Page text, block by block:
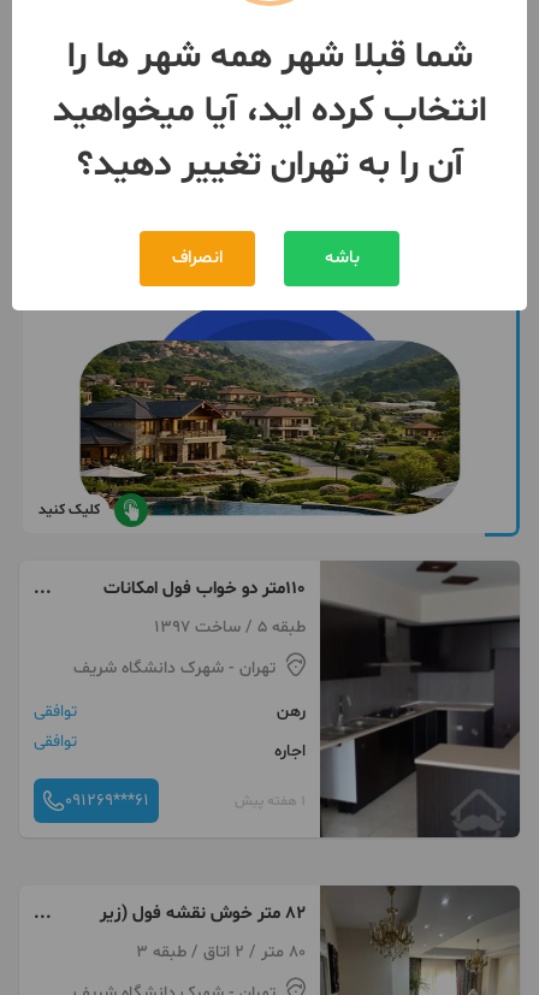
اجاره
1 هفته پیش 093683***52
کلیک کنید
۱۱۰متر دو خواب فول امکانات
تخلیه
طبقه 5 / ساخت 1397
تهران - شهرک دانشگاه شریف
رهن
توافقی
اجاره
توافقی
1 هفته پیش 091269***61
82 متر خوش نقشه فول (زیر
قیمت منطقه)
80 متر / 2 اتاق / طبقه 3
شما قبلا شهر همه شهر ها را
انتخاب کرده اید، آیا میخواهید
آن را به تهران تغییر دهید؟
باشه انصراف